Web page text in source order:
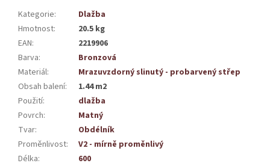
Kategorie:
Dlažba
Hmotnost:
20.5 kg
EAN:
2219906
Barva:
Bronzová
Materiál:
Mrazuvzdorný slinutý - probarvený střep
Obsah balení:
1.44 m2
Použití:
dlažba
Povrch:
Matný
Tvar:
Obdélník
Proměnlivost:
V2 - mírně proměnlivý
Délka:
600